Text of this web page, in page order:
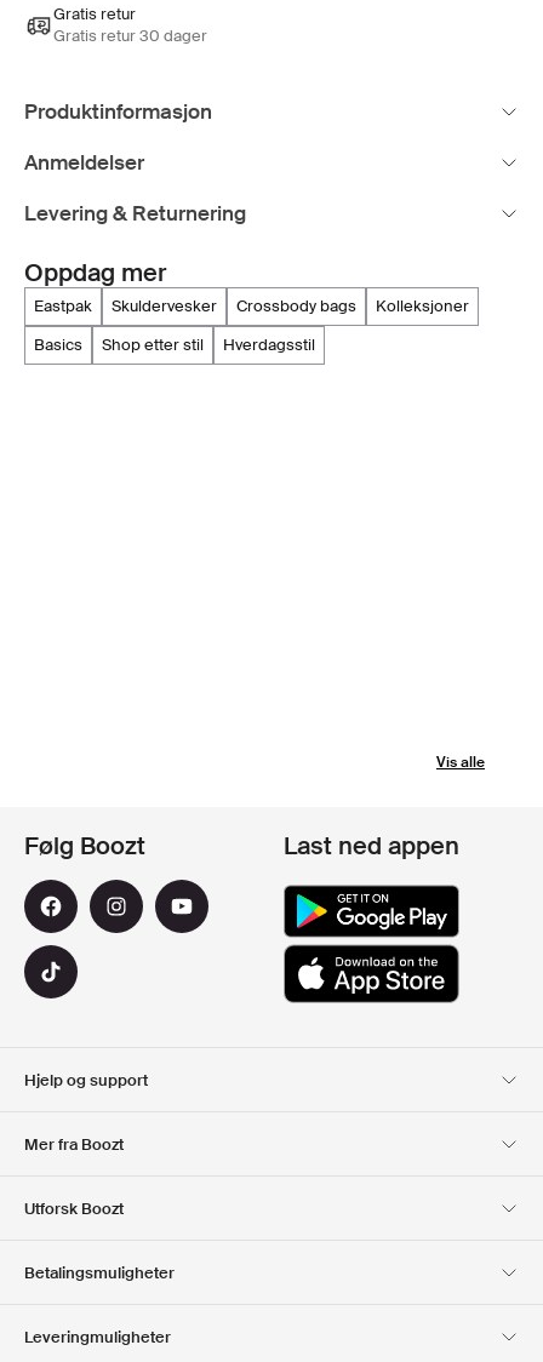
Gratis retur
Gratis retur 30 dager
Produktinformasjon
Anmeldelser
Levering & Returnering
Oppdag mer
eastpak skuldervesker crossbody bags
kolleksjoner
basics
shop etter stil hverdagsstil
Vis alle
Hjelp og support
Mer fra Boozt
Club Boozt
Utforsk Boozt
Presse og utmerkelser
Følg Boozt Last ned appen
Betalingsmuligheter
Leveringmuligheter